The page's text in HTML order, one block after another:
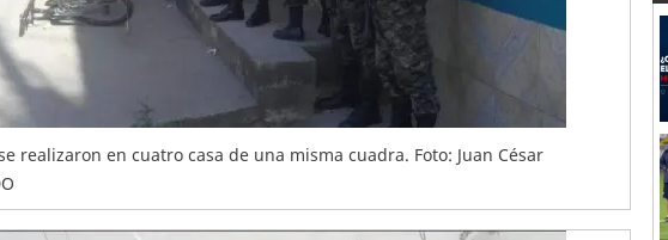
realizaron en cuatro casa de una misma cuadra. Foto: Juan César